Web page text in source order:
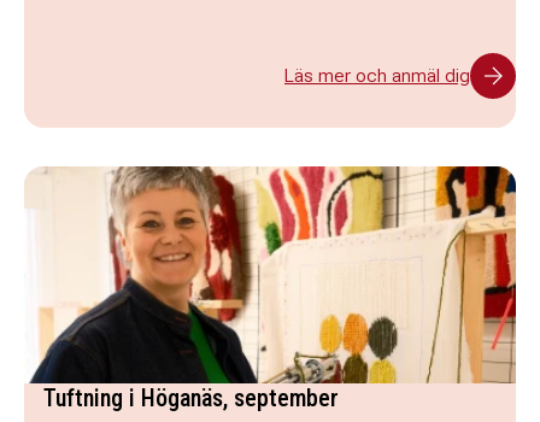
Läs mer och anmäl dig
Tuftning i Höganäs, september